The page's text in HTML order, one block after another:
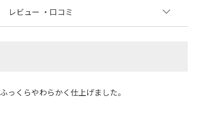
レビュー ・口コミ
くらやわらかく仕上げました。